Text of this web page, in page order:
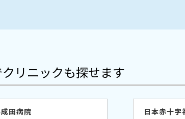
リニックも探せます
田病院 日本赤十